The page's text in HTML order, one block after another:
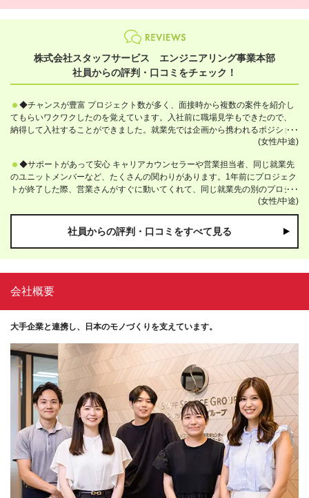
株式会社スタッフサービス エンジニアリング事業本部
社員からの評判・口コミをチェック！
◆チャンスが豊富 プロジェクト数が多く、面接時から複数の案件を紹介し
てもらいワクワクしたのを覚えています。入社前に職場見学もできたので、
納得して入社することができました。就業先では企画から携われるポジショ
(女性/中途)
◆サポートがあって安心 キャリアカウンセラーや営業担当者、同じ就業先
のユニットメンバーなど、たくさんの関わりがあります。1年前にプロジェク
トが終了した際、営業さんがすぐに動いてくれて、同じ就業先の別のプロジ
(女性/中途)
社員からの評判・口コミをすべて見る
会社概要
大手企業と連携し、日本のモノづくりを支えています。